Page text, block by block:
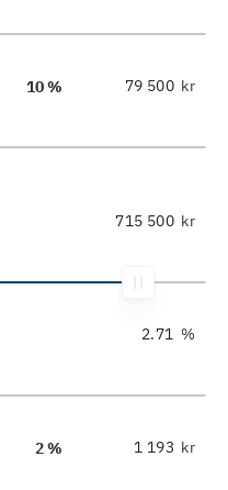
10 % kr
kr
%
2 % kr